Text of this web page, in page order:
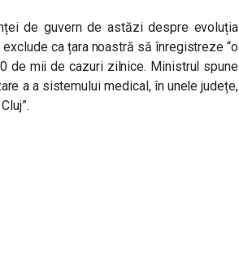
de guvern de astăzi despre evoluția
ca țara noastră să înregistreze “o
de mii de cazuri zilnice. Ministrul spune
a a sistemului medical, în unele județe,